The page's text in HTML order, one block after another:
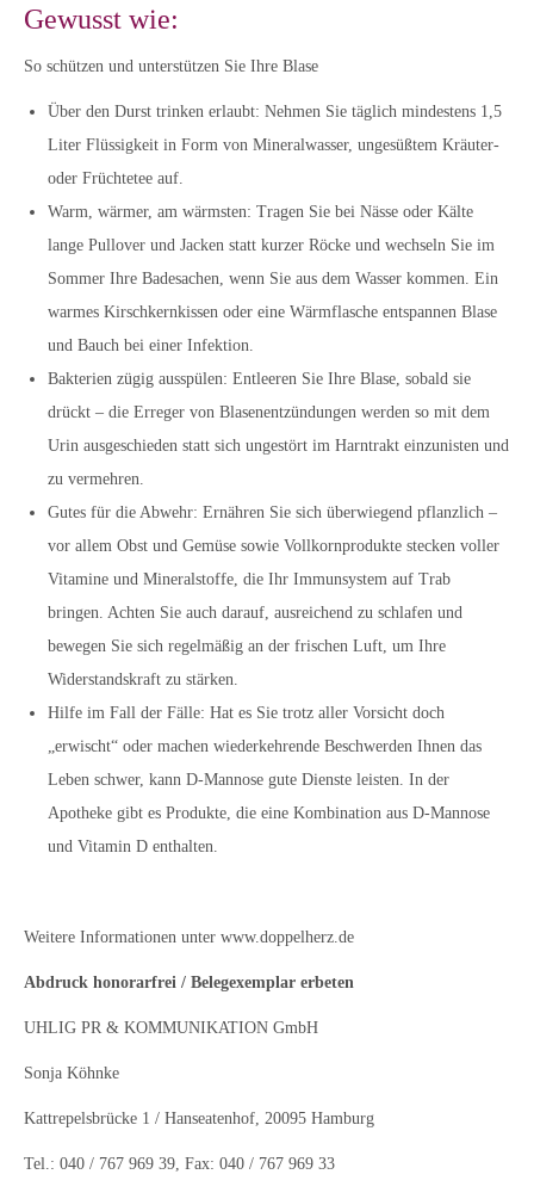
Gewusst wie:
So schützen und unterstützen Sie Ihre Blase
Über den Durst trinken erlaubt: Nehmen Sie täglich mindestens 1,5
Liter Flüssigkeit in Form von Mineralwasser, ungesüßtem Kräuter-
oder Früchtetee auf.
Warm, wärmer, am wärmsten: Tragen Sie bei Nässe oder Kälte
lange Pullover und Jacken statt kurzer Röcke und wechseln Sie im
Sommer Ihre Badesachen, wenn Sie aus dem Wasser kommen. Ein
warmes Kirschkernkissen oder eine Wärmflasche entspannen Blase
und Bauch bei einer Infektion.
Bakterien zügig ausspülen: Entleeren Sie Ihre Blase, sobald sie
drückt – die Erreger von Blasenentzündungen werden so mit dem
Urin ausgeschieden statt sich ungestört im Harntrakt einzunisten und
zu vermehren.
Gutes für die Abwehr: Ernähren Sie sich überwiegend pflanzlich –
vor allem Obst und Gemüse sowie Vollkornprodukte stecken voller
Vitamine und Mineralstoffe, die Ihr Immunsystem auf Trab
bringen. Achten Sie auch darauf, ausreichend zu schlafen und
bewegen Sie sich regelmäßig an der frischen Luft, um Ihre
Widerstandskraft zu stärken.
Hilfe im Fall der Fälle: Hat es Sie trotz aller Vorsicht doch
„erwischt“ oder machen wiederkehrende Beschwerden Ihnen das
Leben schwer, kann D-Mannose gute Dienste leisten. In der
Apotheke gibt es Produkte, die eine Kombination aus D-Mannose
und Vitamin D enthalten.
Weitere Informationen unter www.doppelherz.de
Abdruck honorarfrei / Belegexemplar erbeten
UHLIG PR & KOMMUNIKATION GmbH
Sonja Köhnke
Kattrepelsbrücke 1 / Hanseatenhof, 20095 Hamburg
Tel.: 040 / 767 969 39, Fax: 040 / 767 969 33